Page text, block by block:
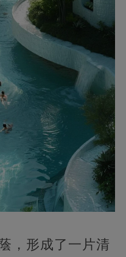
，形成了一片清